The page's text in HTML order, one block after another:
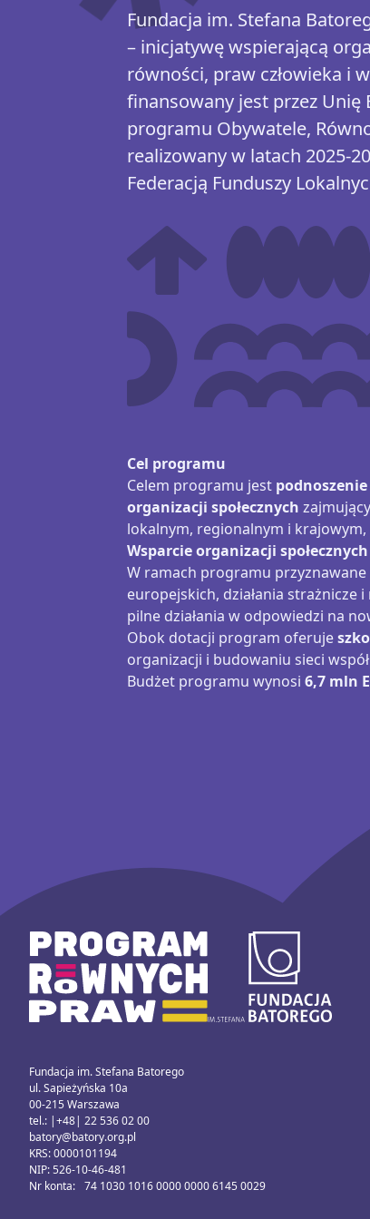
Fundacja im. Stefana
– inicjatywę wspierającą
równości, praw człowieka i
finansowany jest przez
programu Obywatele,
realizowany w latach 2025-
Federacją Funduszy
Cel programu
Celem programu jest
organizacji społecznych
lokalnym, regionalnym i
Wsparcie organizacji społecznych
W ramach programu
europejskich, działania strażnicze
pilne działania w odpowiedzi na
Obok dotacji program oferuje
organizacji i budowaniu sieci
Budżet programu wynosi 6,7 mln
Fundacja im. Stefana Batorego
ul. Sapieżyńska 10a
00-215 Warszawa
tel.: |+48| 22 536 02 00
batory@batory.org.pl
KRS: 0000101194
NIP: 526-10-46-481
Nr konta: 74 1030 1016 0000 0000 6145 0029